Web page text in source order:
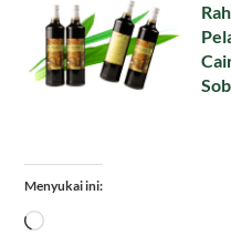
Menyukai ini:
Memuat...